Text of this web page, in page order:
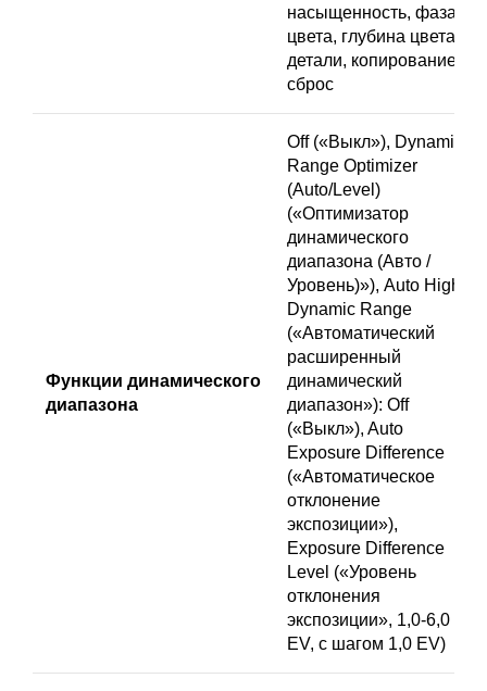
насыщенность, фаза
цвета, глубина цвета,
детали, копирование,
сброс
Функции динамического
диапазона
Off («Выкл»), Dynamic
Range Optimizer
(Auto/Level)
(«Оптимизатор
динамического
диапазона (Авто /
Уровень)»), Auto High
Dynamic Range
(«Автоматический
расширенный
динамический
диапазон»): Off
(«Выкл»), Auto
Exposure Difference
(«Автоматическое
отклонение
экспозиции»),
Exposure Difference
Level («Уровень
отклонения
экспозиции», 1,0-6,0
EV, с шагом 1,0 EV)